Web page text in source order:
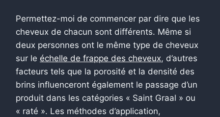
Permettez-moi de commencer par dire que les
cheveux de chacun sont différents. Même si
deux personnes ont le même type de cheveux
sur le échelle de frappe des cheveux, d’autres
facteurs tels que la porosité et la densité des
brins influenceront également le passage d’un
produit dans les catégories « Saint Graal » ou
« raté ». Les méthodes d’application,